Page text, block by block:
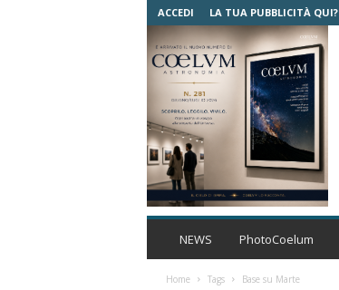
ACCEDI LA TUA PUBBLICITÀ QUI?
C
NEWS PhotoCoelum
Home Tags Base su Marte